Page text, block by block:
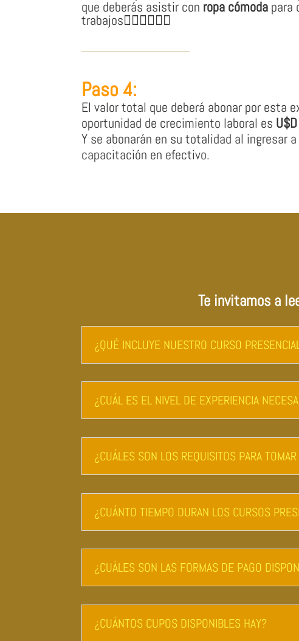
que deberás asistir con ropa cómoda para
trabajos👷🏽‍♀👷🏼‍♂
Paso 4:
El valor total que deberá abonar por esta
oportunidad de crecimiento laboral es
Y se abonarán en su totalidad al ingresar
capacitación en efectivo.
Te invitamos a
¿QUÉ INCLUYE NUESTRO CURSO
¿CUÁL ES EL NIVEL DE EXPERIENCIA
¿CUÁLES SON LOS REQUISITOS PARA
¿CUÁNTO TIEMPO DURAN LOS CURSOS
¿CUÁLES SON LAS FORMAS DE PAGO
¿CUÁNTOS CUPOS DISPONIBLES HAY?